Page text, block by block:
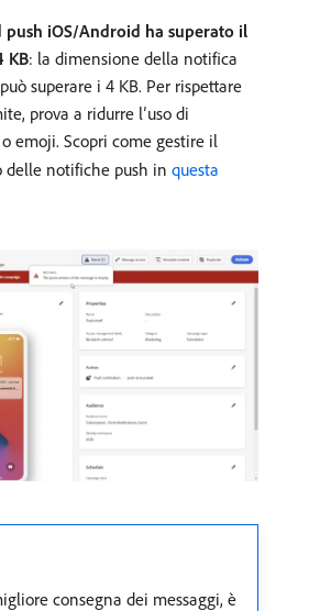
push iOS/Android ha superato il
KB: la dimensione della notifica
superare i 4 KB. Per rispettare
prova a ridurre l’uso di
emoji. Scopri come gestire il
delle notifiche push in questa
consegna dei messaggi, è